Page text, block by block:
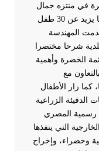
بيئيا تمثل في زراعة 50 شجرة في منتزه جمال
عبد الناصر في مدينة نابلس، بمشاركة ما يزيد عن 30 طفل
المهندسة
شرحا مختصرا
الخضرة وأهمية
مع
كما زار الأطفال
الزراعية
رسمية المصري
التي ينفذها
وخضراء، وإخراج